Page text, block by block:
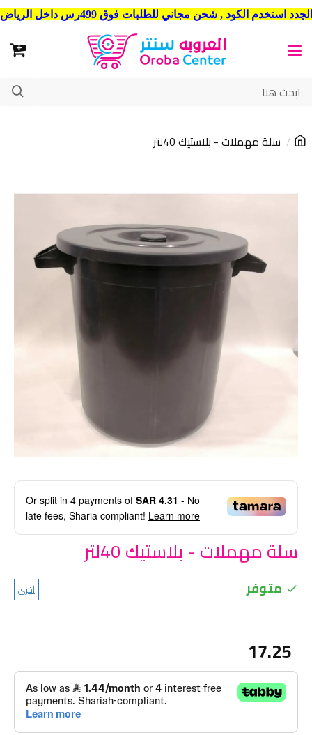
شحن مجاني للطلبات فوق 499رس داخل الرياض . وشحن الي جميع مدن المملكة العربية السعودية
سلة مهملات - بلاستيك 40لتر
Or split in 4 payments of SAR 4.31 - No
late fees, Sharia compliant! Learn more
سلة مهملات - بلاستيك 40لتر
متوفر اخرى
17.25